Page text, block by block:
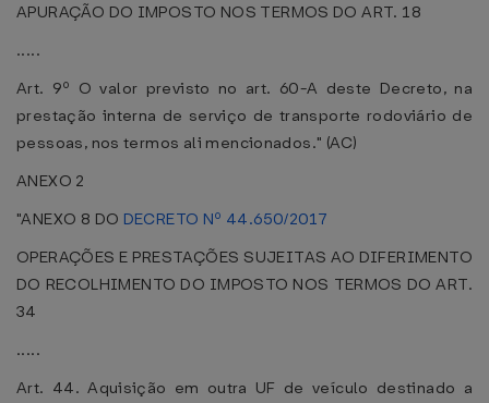
APURAÇÃO DO IMPOSTO NOS TERMOS DO ART. 18
.....
Art. 9º O valor previsto no art. 60-A deste Decreto, na
prestação interna de serviço de transporte rodoviário de
pessoas, nos termos ali mencionados." (AC)
ANEXO 2
"ANEXO 8 DO DECRETO Nº 44.650/2017
OPERAÇÕES E PRESTAÇÕES SUJEITAS AO DIFERIMENTO
DO RECOLHIMENTO DO IMPOSTO NOS TERMOS DO ART.
34
.....
Art. 44. Aquisição em outra UF de veículo destinado a